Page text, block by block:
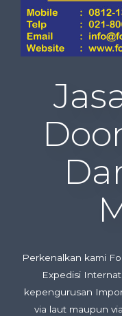
Perkenalkan kami
Expedisi
kepengurusan
via laut maupun